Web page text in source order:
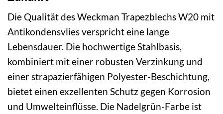
Die Qualität des Weckman Trapezblechs W20 mit
Antikondensvlies verspricht eine lange
Lebensdauer. Die hochwertige Stahlbasis,
kombiniert mit einer robusten Verzinkung und
einer strapazierfähigen Polyester-Beschichtung,
bietet einen exzellenten Schutz gegen Korrosion
und Umwelteinflüsse. Die Nadelgrün-Farbe ist